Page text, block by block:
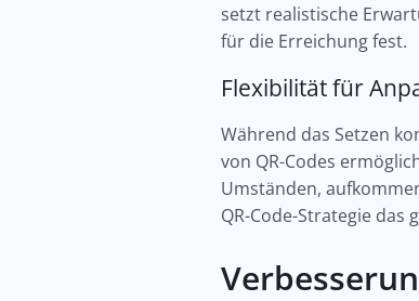
setzt realistische
für die Erreichung fest.
Flexibilität für
Während das Setzen
von QR-Codes
Umständen,
QR-Code-Strategie das